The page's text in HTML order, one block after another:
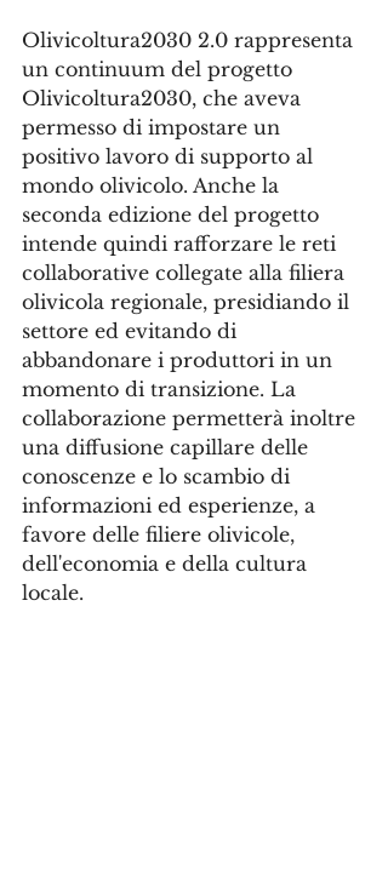
Olivicoltura2030 2.0 rappresenta
un continuum del progetto
Olivicoltura2030, che aveva
permesso di impostare un
positivo lavoro di supporto al
mondo olivicolo. Anche la
seconda edizione del progetto
intende quindi rafforzare le reti
collaborative collegate alla filiera
olivicola regionale, presidiando il
settore ed evitando di
abbandonare i produttori in un
momento di transizione. La
collaborazione permetterà inoltre
una diffusione capillare delle
conoscenze e lo scambio di
informazioni ed esperienze, a
favore delle filiere olivicole,
dell'economia e della cultura
locale.